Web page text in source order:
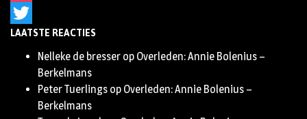
Instagram
Twitter
LAATSTE REACTIES
Nelleke de bresser op Overleden: Annie Bolenius –
Berkelmans
Peter Tuerlings op Overleden: Annie Bolenius –
Berkelmans